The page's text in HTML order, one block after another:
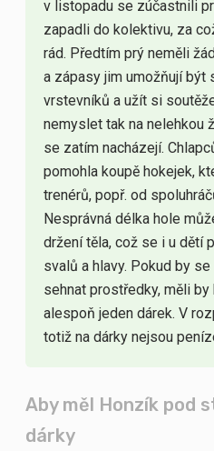
v listopadu se zúčastnili
zapadli do kolektivu, za
rád. Předtím prý neměli
a zápasy jim umožňují být
vrstevníků a užít si
nemyslet tak na nelehkou
se zatím nacházejí.
pomohla koupě hokejek,
trenérů, popř. od
Nesprávná délka hole
držení těla, což se i u dětí
svalů a hlavy. Pokud by
sehnat prostředky, měli
alespoň jeden dárek. V
totiž na dárky nejsou
Aby měl Honzík pod
dárky